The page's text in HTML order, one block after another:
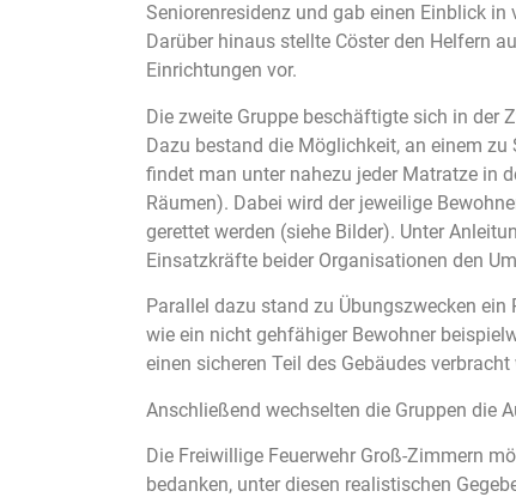
Seniorenresidenz und gab einen Einblick
Darüber hinaus stellte Cöster den Helfern
Einrichtungen vor.
Die zweite Gruppe beschäftigte sich in der
Dazu bestand die Möglichkeit, an einem
findet man unter nahezu jeder Matratze in
Räumen). Dabei wird der jeweilige
gerettet werden (siehe Bilder). Unter
Einsatzkräfte beider Organisationen den
Parallel dazu stand zu Übungszwecken
wie ein nicht gehfähiger Bewohner
einen sicheren Teil des Gebäudes verbracht
Anschließend wechselten die Gruppen die
Die Freiwillige Feuerwehr Groß-Zimmern
bedanken, unter diesen realistischen